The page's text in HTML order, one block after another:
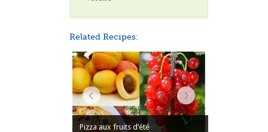
Related Recipes:
Pizza aux fruits d’été